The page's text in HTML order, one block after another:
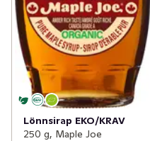
Lönnsirap EKO/KRAV
250 g, Maple Joe